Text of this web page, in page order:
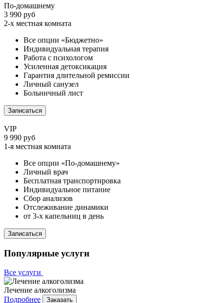
По-домашнему
3 990 руб
2-х местная комната
Все опции «Бюджетно»
Индивидуальная терапия
Работа с психологом
Усиленная детоксикация
Гарантия длительной ремиссии
Личный санузел
Больничный лист
Записаться
VIP
9 990 руб
1-я местная комната
Все опции «По-домашнему»
Личный врач
Бесплатная транспортировка
Индивидуальное питание
Сбор анализов
Отслеживание динамики
от 3-х капельниц в день
Записаться
Популярные услуги
Все услуги
Лечение алкоголизма
Подробнее
Заказать